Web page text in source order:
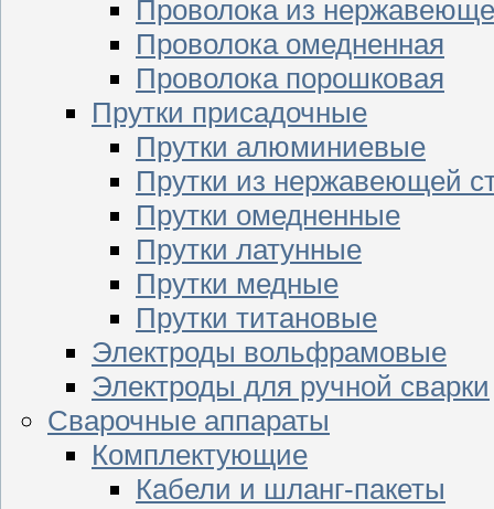
Проволока из
Проволока омедненная
Проволока порошковая
Прутки присадочные
Прутки алюминиевые
Прутки из нержавеющей
Прутки омедненные
Прутки латунные
Прутки медные
Прутки титановые
Электроды вольфрамовые
Электроды для ручной сварки
Сварочные аппараты
Комплектующие
Кабели и шланг-пакеты